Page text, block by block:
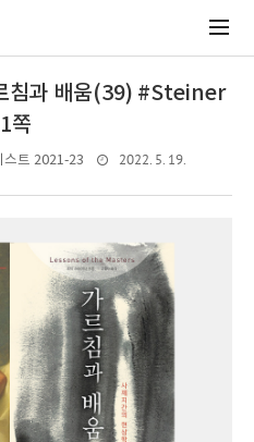
침과 배움(39) #Steiner
쪽
스트 2021-23 2022. 5. 19.